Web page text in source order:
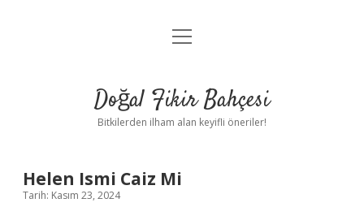
Anasayfa
Yasal Uyarı
menüyü
Doğal Fikir Bahçesi
Bitkilerden ilham alan keyifli öneriler!
Helen Ismi Caiz Mi
Tarih: Kasım 23, 2024